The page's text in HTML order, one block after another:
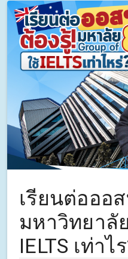
เรียนต่อออ
มหาวิทยาลั
IELTS เท่าไ